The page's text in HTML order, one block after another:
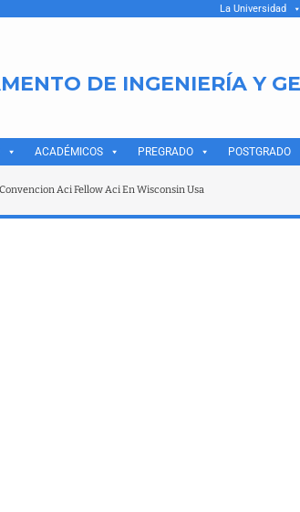
La Universidad
DE INGENIERÍA Y
ACADÉMICOS PREGRADO POSTGRADO
Aci Fellow Aci En Wisconsin Usa